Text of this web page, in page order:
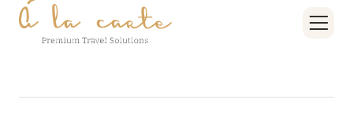
27 сентября 2024
HÔTEL BARRIÈRE LES NEIGES